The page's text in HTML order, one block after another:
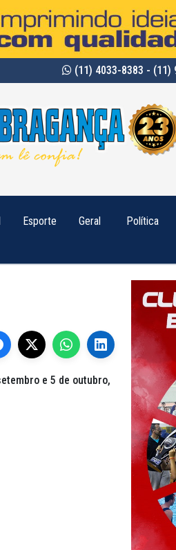
(11) 4033-8383 - (11)
Esporte Geral Política
e 5 de outubro,